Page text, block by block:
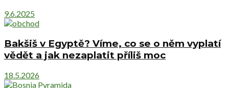
9.6.2025
Bakšiš v Egyptě? Víme, co se o něm vyplatí
vědět a jak nezaplatit příliš moc
18.5.2026